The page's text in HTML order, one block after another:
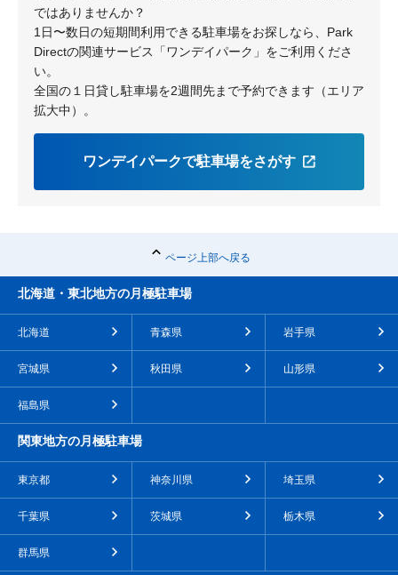
ではありませんか？
1日〜数日の短期間利用できる駐車場をお探しなら、Park
Directの関連サービス「ワンデイパーク」をご利用くださ
い。
全国の１日貸し駐車場を2週間先まで予約できます（エリア
拡大中）。
ワンデイパークで駐車場をさがす
ページ上部へ戻る
北海道・東北地方の月極駐車場
北海道 青森県 岩手県
宮城県 秋田県 山形県
福島県
関東地方の月極駐車場
東京都 神奈川県 埼玉県
千葉県 茨城県 栃木県
群馬県